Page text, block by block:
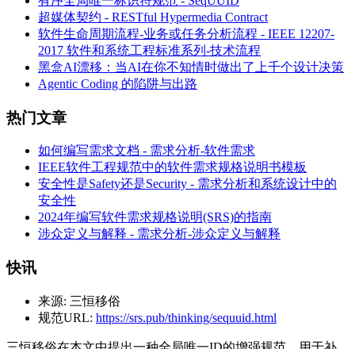
超媒体契约 - RESTful Hypermedia Contract
软件生命周期流程-业务或任务分析流程 - IEEE 12207-
2017 软件和系统工程标准系列-技术流程
黑盒AI漂移：当AI在你不知情时做出了上千个设计决策
Agentic Coding 的陷阱与出路
热门文章
如何编写需求文档 - 需求分析-软件需求
IEEE软件工程规范中的软件需求规格说明书模板
安全性是Safety还是Security - 需求分析和系统设计中的
安全性
2024年编写软件需求规格说明(SRS)的指南
涉众定义与解释 - 需求分析-涉众定义与解释
快讯
来源: 三恒移俗
规范URL: https://srs.pub/thinking/sequuid.html